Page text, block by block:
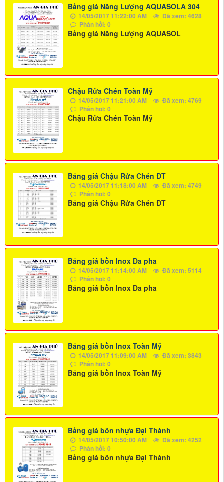
Bảng giá Năng Lượng AQUASOLA 304
14/05/2017 11:22:00 AM
Đã xem: 4628
Phản hồi: 0
Bảng giá Năng Lượng AQUASOL
Chậu Rửa Chén Toàn Mỹ
14/05/2017 11:21:00 AM
Đã xem: 4769
Phản hồi: 0
Chậu Rửa Chén Toàn Mỹ
Bảng giá Chậu Rửa Chén ĐT
14/05/2017 11:18:00 AM
Đã xem: 4749
Phản hồi: 0
Bảng giá Chậu Rửa Chén ĐT
Bảng giá bồn Inox Da pha
14/05/2017 11:14:00 AM
Đã xem: 5114
Phản hồi: 0
Bảng giá bồn Inox Da pha
Bảng giá bồn Inox Toàn Mỹ
14/05/2017 11:09:00 AM
Đã xem: 3843
Phản hồi: 0
Bảng giá bồn Inox Toàn Mỹ
Bảng giá bồn nhựa Đại Thành
14/05/2017 10:50:00 AM
Đã xem: 4252
Phản hồi: 0
Bảng giá bồn nhựa Đại Thành